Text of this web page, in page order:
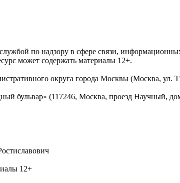
по надзору в сфере связи,
может содержать материалы 12+.
округа города Москвы (Москва, ул.
бульвар» (117246, Москва, проезд Научный,
12+